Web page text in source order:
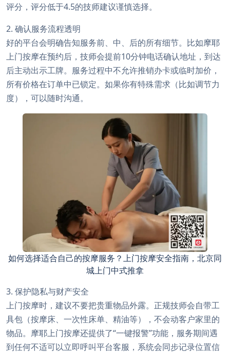
评分，评分低于4.5的技师建议谨慎选择。
2. 确认服务流程透明
好的平台会明确告知服务前、中、后的所有细节。比如摩耶
上门按摩在预约后，技师会提前10分钟电话确认地址，到达
后主动出示工牌。服务过程中不允许推销办卡或临时加价，
所有价格在订单中已锁定。如果你有特殊需求（比如调节力
度），可以随时沟通。
如何选择适合自己的按摩服务？上门按摩安全指南，北京同
城上门中式推拿
3. 保护隐私与财产安全
上门按摩时，建议不要把贵重物品外露。正规技师会自带工
具包（按摩床、一次性床单、精油等），不会动客户家里的
物品。摩耶上门按摩还提供了“一键报警”功能，服务期间遇
到任何不适可以立即呼叫平台客服，系统会同步记录位置信